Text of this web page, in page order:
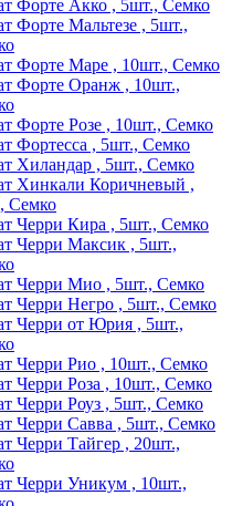
Форте Акко , 5шт., Семко
Форте Мальтезе , 5шт.,
Форте Маре , 10шт., Семко
Форте Оранж , 10шт.,
Форте Розе , 10шт., Семко
Фортесса , 5шт., Семко
Хиландар , 5шт., Семко
Хинкали Коричневый ,
Семко
Черри Кира , 5шт., Семко
Черри Максик , 5шт.,
Черри Мио , 5шт., Семко
Черри Негро , 5шт., Семко
Черри от Юрия , 5шт.,
Черри Рио , 10шт., Семко
Черри Роза , 10шт., Семко
Черри Роуз , 5шт., Семко
Черри Савва , 5шт., Семко
Черри Тайгер , 20шт.,
Черри Уникум , 10шт.,